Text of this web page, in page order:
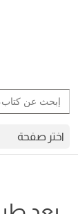
Search
for:
Search Button
اختر صفحة